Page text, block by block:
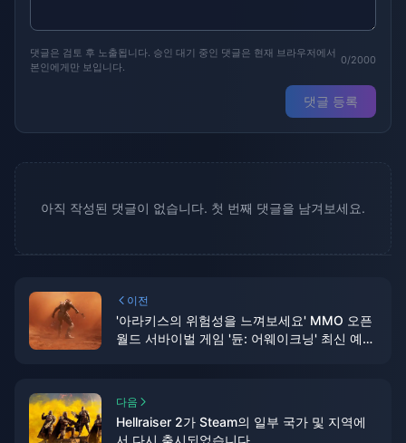
댓글은 검토 후 노출됩니다. 승인 대기 중인 댓글은 현재 브라우저에서
본인에게만 보입니다.
0/2000
댓글 등록
아직 작성된 댓글이 없습니다. 첫 번째 댓글을 남겨보세요.
이전
'아라키스의 위험성을 느껴보세요' MMO 오픈
월드 서바이벌 게임 '듄: 어웨이크닝' 최신 예고
다음
Hellraiser 2가 Steam의 일부 국가 및 지역에
서 다시 출시되었습니다.